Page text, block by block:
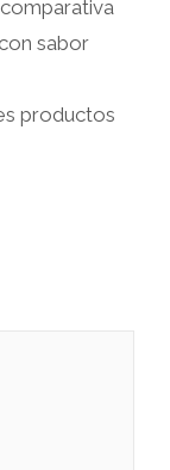
sabor
productos